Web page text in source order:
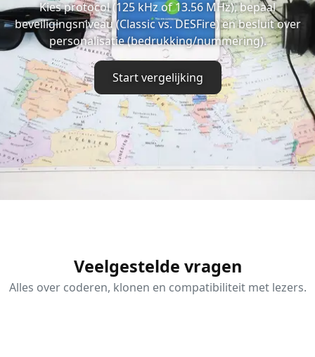
Kies protocol (125 kHz of 13.56 MHz), bepaal
beveiligingsniveau (Classic vs. DESFire) en besluit over
personalisatie (bedrukking/nummering).
Start vergelijking
Veelgestelde vragen
Alles over coderen, klonen en compatibiliteit met lezers.